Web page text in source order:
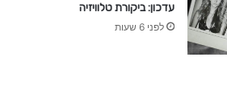
עדכון: ביקורת טלוויזיה
לפני 6 שעות